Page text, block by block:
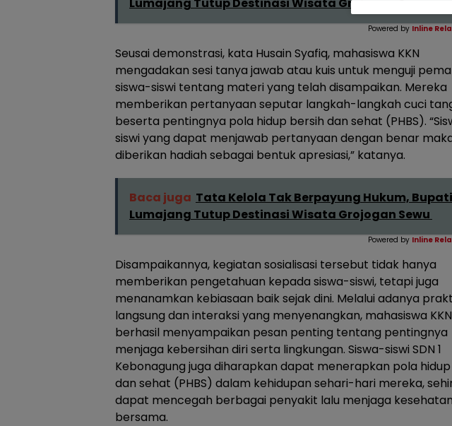
Powered by Inline
Seusai demonstrasi, kata Husain Syafiq, mahasiswa KKN
mengadakan sesi tanya jawab atau kuis untuk menguji
siswa-siswi tentang materi yang telah disampaikan. Mereka
memberikan pertanyaan seputar langkah-langkah cuci
beserta pentingnya pola hidup bersih dan sehat (PHBS).
siswi yang dapat menjawab pertanyaan dengan benar
diberikan hadiah sebagai bentuk apresiasi,” katanya.
Baca juga Tata Kelola Tak Berpayung Hukum, Bupati
Lumajang Tutup Destinasi Wisata Grojogan Sewu
Powered by Inline
Disampaikannya, kegiatan sosialisasi tersebut tidak hanya
memberikan pengetahuan kepada siswa-siswi, tetapi juga
menanamkan kebiasaan baik sejak dini. Melalui adanya
langsung dan interaksi yang menyenangkan, mahasiswa KKN
berhasil menyampaikan pesan penting tentang pentingnya
menjaga kebersihan diri serta lingkungan. Siswa-siswi SDN 1
Kebonagung juga diharapkan dapat menerapkan pola
dan sehat (PHBS) dalam kehidupan sehari-hari mereka,
dapat mencegah berbagai penyakit lalu menjaga kesehatan
bersama.